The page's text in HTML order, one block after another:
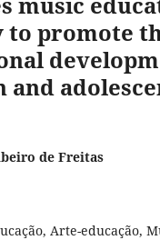
to promote
and
de Freitas
Arte-educação,